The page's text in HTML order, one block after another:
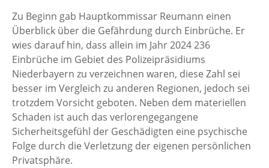
Zu Beginn gab Hauptkommissar Reumann einen
Überblick über die Gefährdung durch Einbrüche. Er
wies darauf hin, dass allein im Jahr 2024 236
Einbrüche im Gebiet des Polizeipräsidiums
Niederbayern zu verzeichnen waren, diese Zahl sei
besser im Vergleich zu anderen Regionen, jedoch sei
trotzdem Vorsicht geboten. Neben dem materiellen
Schaden ist auch das verlorengegangene
Sicherheitsgefühl der Geschädigten eine psychische
Folge durch die Verletzung der eigenen persönlichen
Privatsphäre.